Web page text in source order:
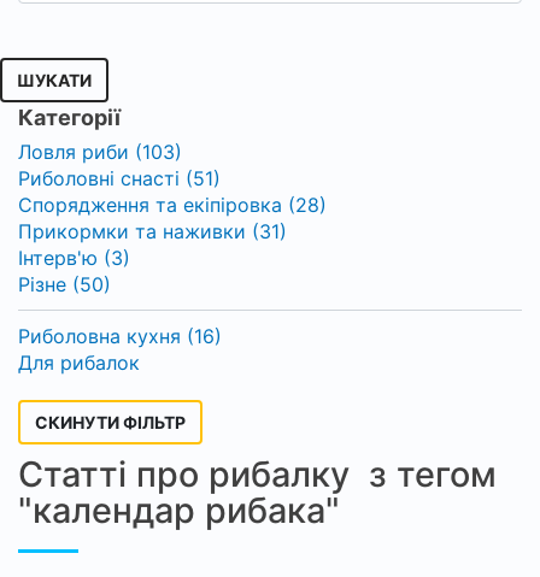
ШУКАТИ
Категорії
Ловля риби (103)
Риболовні снасті (51)
Спорядження та екіпіровка (28)
Прикормки та наживки (31)
Інтерв'ю (3)
Різне (50)
Риболовна кухня (16)
Для рибалок
СКИНУТИ ФІЛЬТР
Статті про рибалку з тегом
"календар рибака"